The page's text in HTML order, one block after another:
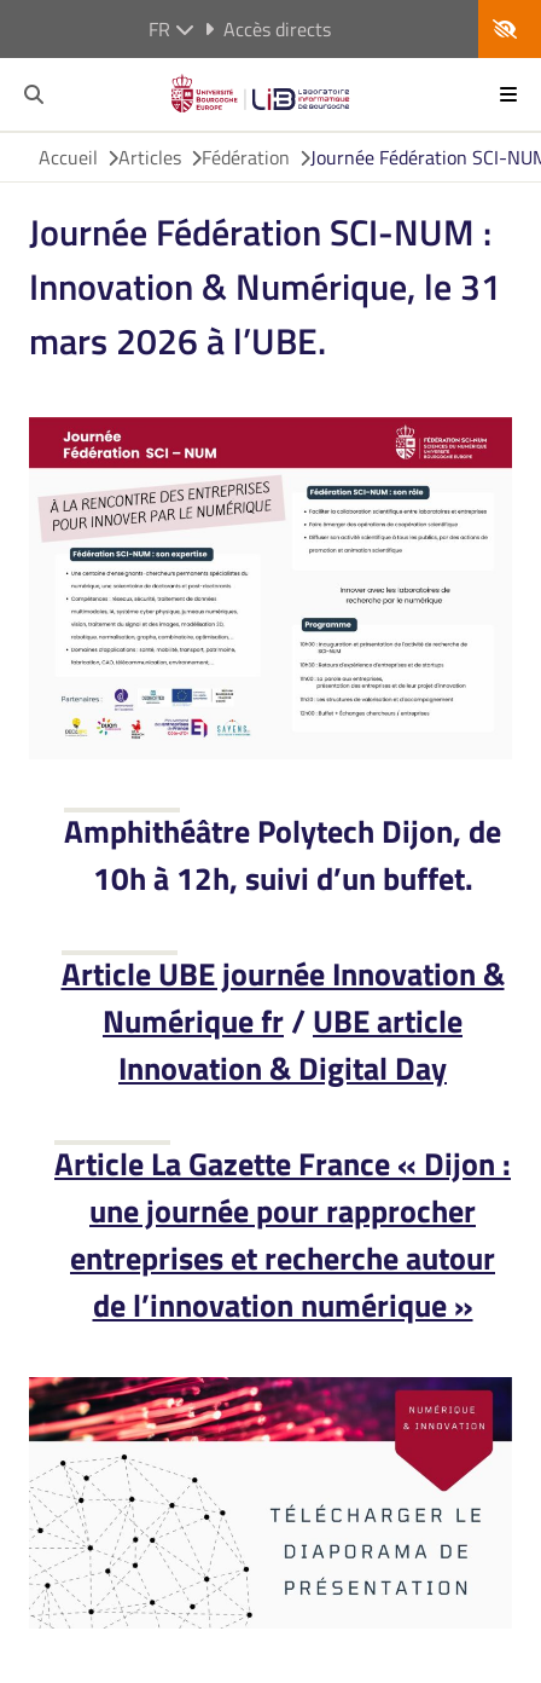
FR Accès directs
Accueil Articles Fédération Journée Fédération SCI-
Journée Fédération SCI-NUM :
Innovation & Numérique, le 31
mars 2026 à l’UBE.
Amphithéâtre Polytech Dijon, de
10h à 12h, suivi d’un buffet.
Article UBE journée Innovation &
Numérique fr/UBE article
Innovation & Digital Day
Article La Gazette France « Dijon :
une journée pour rapprocher
entreprises et recherche autour
de l’innovation numérique »